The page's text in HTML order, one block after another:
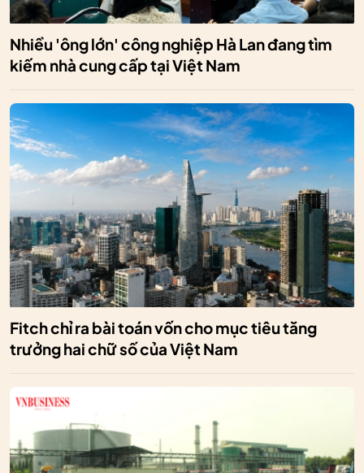
Nhiều 'ông lớn' công nghiệp Hà Lan đang tìm
kiếm nhà cung cấp tại Việt Nam
Fitch chỉ ra bài toán vốn cho mục tiêu tăng
trưởng hai chữ số của Việt Nam